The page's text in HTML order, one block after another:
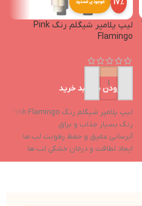
موجودی محدود
لیپ پلامپر شیگلم رنگ Pink
Flamingo
افزودن به سبد خرید
لیپ پلامپر شیگلم رنگ Pink Flamingo
رنگ بسیار جذاب و براق
آبرسانی عمیق و حفظ رطوبت لب ها
ایجاد لطافت و درمان خشکی لب ها
حاوی روغن نارگیل و روغن هسته